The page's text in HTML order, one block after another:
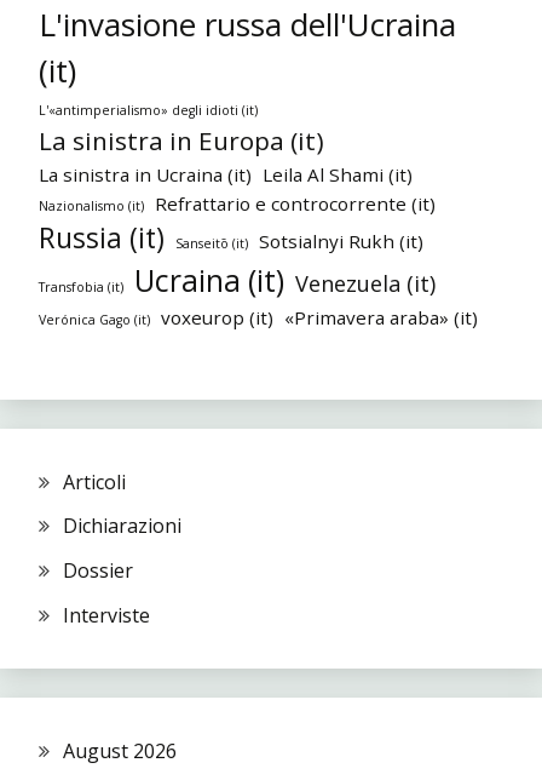
L'invasione russa dell'Ucraina
(it)
L'«antimperialismo» degli idioti (it)
La sinistra in Europa (it)
La sinistra in Ucraina (it) Leila Al Shami (it)
Nazionalismo (it) Refrattario e controcorrente (it)
Russia (it) Sanseitō (it) Sotsialnyi Rukh (it)
Transfobia (it) Ucraina (it) Venezuela (it)
Verónica Gago (it) voxeurop (it) «Primavera araba» (it)
Articoli
Dichiarazioni
Dossier
Interviste
August 2026